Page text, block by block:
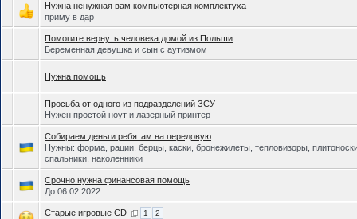
Нужна ненужная вам компьютерная комплектуха
приму в дар
Помогите вернуть человека домой из Польши
Беременная девушка и сын с аутизмом
Нужна помощь
Просьба от одного из подразделений ЗСУ
Нужен простой ноут и лазерный принтер
Собираем деньги ребятам на передовую
Нужны: форма, рации, берцы, каски, бронежилеты, тепловизоры,
спальники, наколенники
Срочно нужна финансовая помощь
До 06.02.2022
Старые игровые CD 1 2